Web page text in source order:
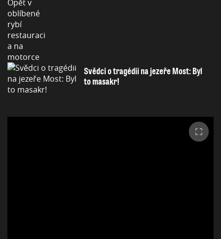
Svědci o tragédii na jezeře Most: Byl
to masakr!